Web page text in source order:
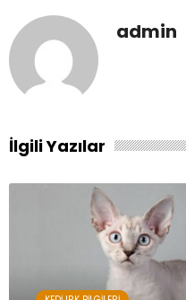
admin
İlgili Yazılar